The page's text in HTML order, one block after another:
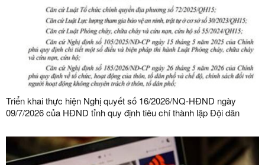
Triển khai thực hiện Nghị quyết số 16/2026/NQ-HĐND ngày
09/7/2026 của HĐND tỉnh quy định tiêu chí thành lập Đội dân
bàn tỉnh